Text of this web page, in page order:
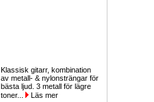
Klassisk gitarr, kombination
av metall- & nylonsträngar för
bästa ljud. 3 metall för lägre
toner...
Läs mer